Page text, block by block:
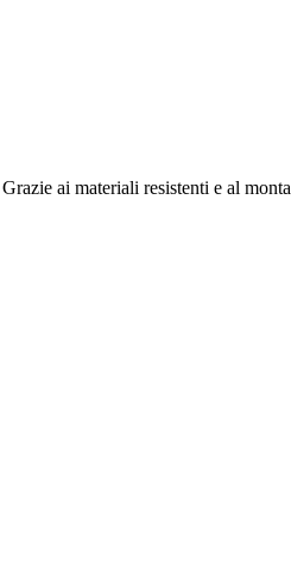
ai materiali resistenti e al